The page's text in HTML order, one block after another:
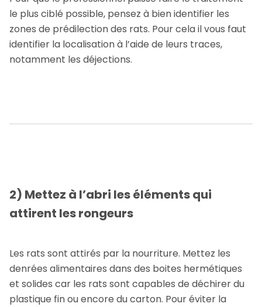
le plus ciblé possible, pensez à bien identifier les
zones de prédilection des rats. Pour cela il vous faut
identifier la localisation à l’aide de leurs traces,
notamment les déjections.
2) Mettez à l’abri les éléments qui
attirent les rongeurs
Les rats sont attirés par la nourriture. Mettez les
denrées alimentaires dans des boites hermétiques
et solides car les rats sont capables de déchirer du
plastique fin ou encore du carton. Pour éviter la